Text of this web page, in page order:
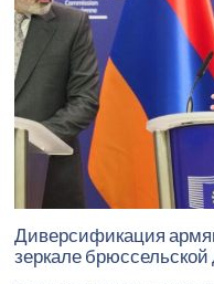
Диверсификация
зеркале